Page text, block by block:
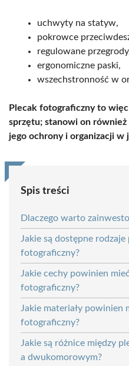
uchwyty na statyw,
pokrowce
regulowane
ergonomiczne paski,
wszechstronność w
Plecak fotograficzny to
sprzętu; stanowi on
jego ochrony i organizacji w
Spis treści
Dlaczego warto
Jakie są dostępne
fotograficzny?
Jakie cechy powinien
fotograficzny?
Jakie materiały powinien
fotograficzny?
Jakie są różnice między
a dwukomorowym?